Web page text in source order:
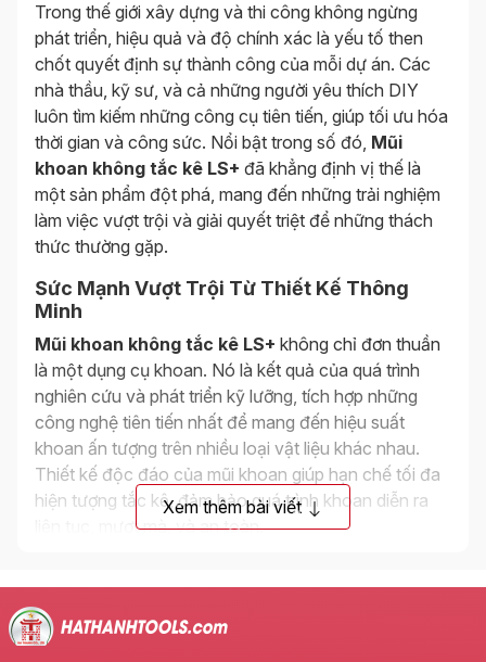
Trong thế giới xây dựng và thi công không ngừng
phát triển, hiệu quả và độ chính xác là yếu tố then
chốt quyết định sự thành công của mỗi dự án. Các
nhà thầu, kỹ sư, và cả những người yêu thích DIY
luôn tìm kiếm những công cụ tiên tiến, giúp tối ưu hóa
thời gian và công sức. Nổi bật trong số đó, Mũi
khoan không tắc kê LS+ đã khẳng định vị thế là
một sản phẩm đột phá, mang đến những trải nghiệm
làm việc vượt trội và giải quyết triệt để những thách
thức thường gặp.
Sức Mạnh Vượt Trội Từ Thiết Kế Thông
Minh
Mũi khoan không tắc kê LS+ không chỉ đơn thuần
là một dụng cụ khoan. Nó là kết quả của quá trình
nghiên cứu và phát triển kỹ lưỡng, tích hợp những
công nghệ tiên tiến nhất để mang đến hiệu suất
khoan ấn tượng trên nhiều loại vật liệu khác nhau.
Thiết kế độc đáo của mũi khoan giúp hạn chế tối đa
hiện tượng tắc kê, đảm bảo quá trình khoan diễn ra
liên tục, mượt mà, và an toàn.
Sự linh hoạt là một trong những ưu điểm nổi bật của
Mũi khoan không tắc kê LS+
Xem thêm bài viết